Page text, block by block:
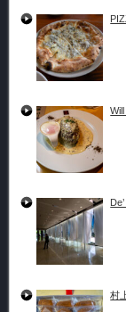
村